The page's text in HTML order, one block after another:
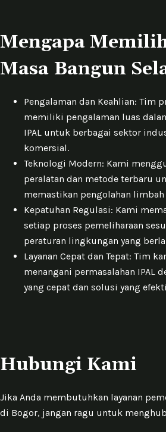
Mengapa
Masa Bangun
Pengalaman dan Keahlian: Tim
memiliki pengalaman luas
IPAL untuk berbagai sektor
komersial.
Teknologi Modern: Kami
peralatan dan metode terbaru
memastikan pengolahan limbah
Kepatuhan Regulasi: Kami
setiap proses pemeliharaan
peraturan lingkungan yang
Layanan Cepat dan Tepat: Tim
menangani permasalahan IPAL
yang cepat dan solusi yang
Hubungi Kami
Jika Anda membutuhkan layanan
di Bogor, jangan ragu untuk